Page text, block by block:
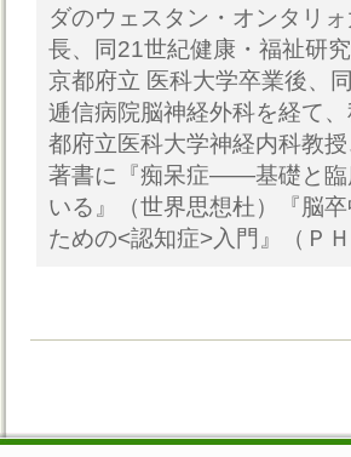
ダのウェスタン・オンタリ
長、同21世紀健康・福祉研究
京都府立 医科大学卒業後、
逓信病院脳神経外科を経て
都府立医科大学神経内科教
著書に『痴呆症――基礎と臨
いる』（世界思想杜）『脳
ための<認知症>入門』（ＰＨ